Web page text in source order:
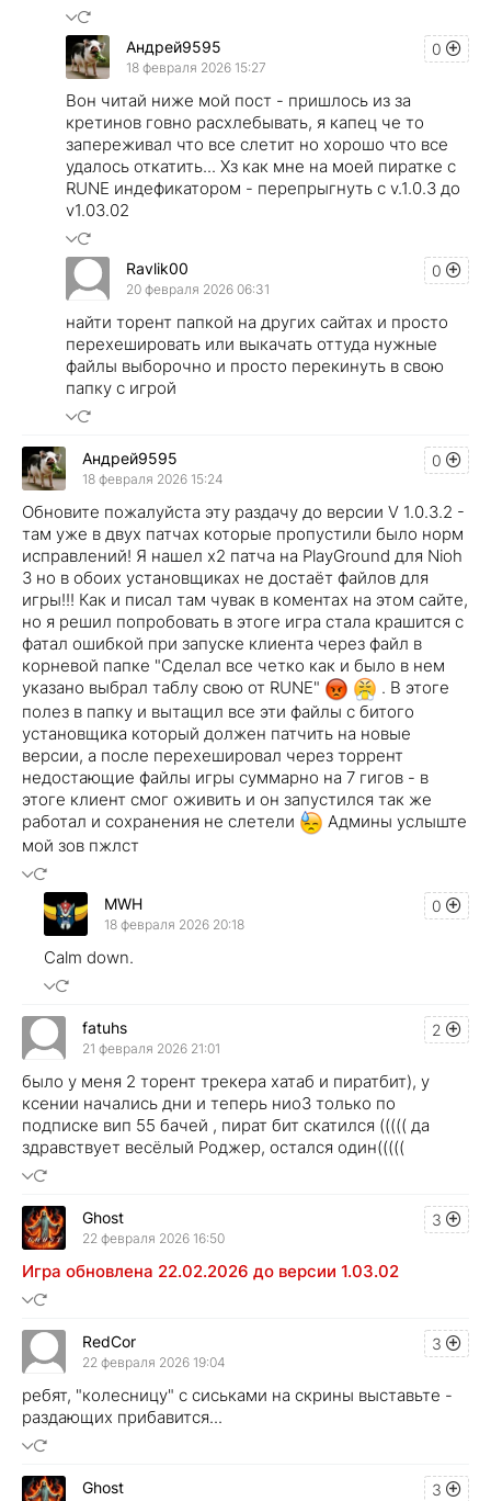
0
Андрей9595
18 февраля 2026 15:27
Вон читай ниже мой пост - пришлось из за
кретинов говно расхлебывать, я капец че то
запереживал что все слетит но хорошо что все
удалось откатить... Хз как мне на моей пиратке с
RUNE индефикатором - перепрыгнуть с v.1.0.3 до
v1.03.02
0
Ravlik00
20 февраля 2026 06:31
найти торент папкой на других сайтах и просто
перехешировать или выкачать оттуда нужные
файлы выборочно и просто перекинуть в свою
папку с игрой
0
Андрей9595
18 февраля 2026 15:24
Обновите пожалуйста эту раздачу до версии V 1.0.3.2 -
там уже в двух патчах которые пропустили было норм
исправлений! Я нашел х2 патча на PlayGround для Nioh
3 но в обоих установщиках не достаёт файлов для
игры!!! Как и писал там чувак в коментах на этом сайте,
но я решил попробовать в этоге игра стала крашится с
фатал ошибкой при запуске клиента через файл в
корневой папке "Сделал все четко как и было в нем
указано выбрал таблу свою от RUNE"
. В этоге
полез в папку и вытащил все эти файлы с битого
установщика который должен патчить на новые
версии, а после перехешировал через торрент
недостающие файлы игры суммарно на 7 гигов - в
этоге клиент смог оживить и он запустился так же
работал и сохранения не слетели
Админы услыште
мой зов пжлст
0
MWH
18 февраля 2026 20:18
Calm down.
2
fatuhs
21 февраля 2026 21:01
было у меня 2 торент трекера хатаб и пиратбит), у
ксении начались дни и теперь нио3 только по
подписке вип 55 бачей , пират бит скатился ((((( да
здравствует весёлый Роджер, остался один(((((
3
Ghost
22 февраля 2026 16:50
Игра обновлена 22.02.2026 до версии 1.03.02
3
RedCor
22 февраля 2026 19:04
ребят, "колесницу" с сиськами на скрины выставьте -
раздающих прибавится...
3
Ghost